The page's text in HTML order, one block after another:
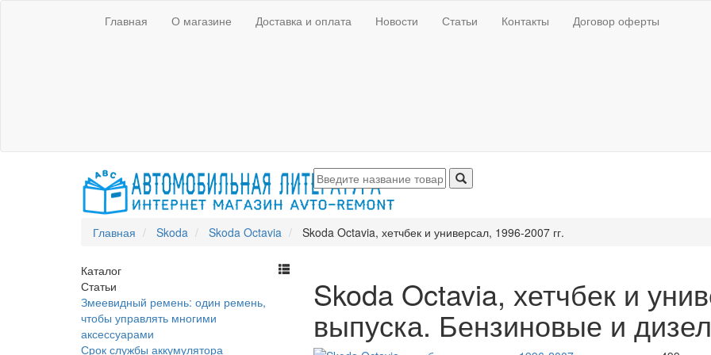
Главная О магазине Доставка и оплата Новости Статьи Контакты Договор оферты
Главная Skoda Skoda Octavia Skoda Octavia, хетчбек и универсал, 1996-2007 гг.
Каталог
Статьи
Змеевидный ремень: один ремень,
чтобы управлять многими
аксессуарами
Срок службы аккумулятора
Skoda Octavia, хетчбек и
выпуска. Бензиновые и